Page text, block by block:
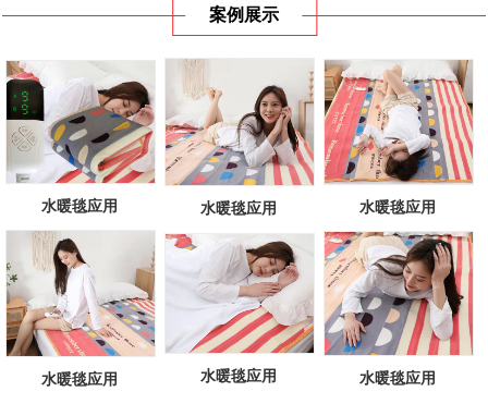
案例展示
水暖毯应用 水暖毯应用 水暖毯应用
水暖毯应用 水暖毯应用 水暖毯应用